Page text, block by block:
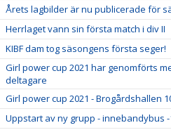
Årets lagbilder är nu publicerade för
Herrlaget vann sin första match i div II
KIBF dam tog säsongens första seger!
Girl power cup 2021 har genomförts
deltagare
Girl power cup 2021 - Brogårdshallen
Uppstart av ny grupp - innebandybus